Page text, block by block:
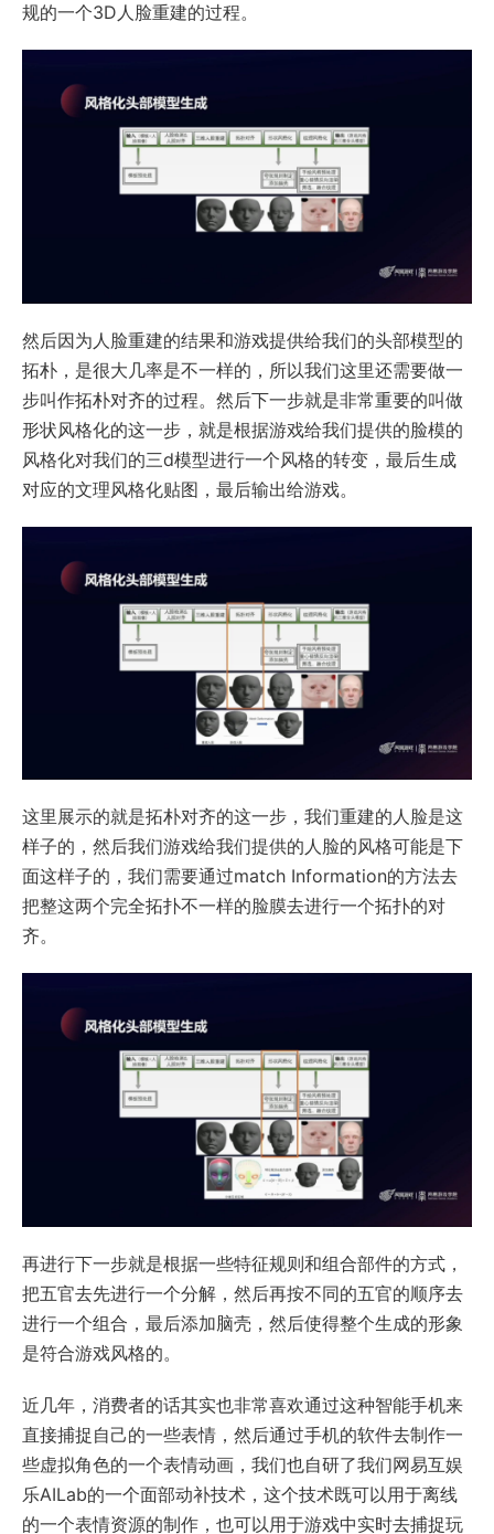
规的一个3D人脸重建的过程。
然后因为人脸重建的结果和游戏提供给我们的头部模型的
拓朴，是很大几率是不一样的，所以我们这里还需要做一
步叫作拓朴对齐的过程。然后下一步就是非常重要的叫做
形状风格化的这一步，就是根据游戏给我们提供的脸模的
风格化对我们的三d模型进行一个风格的转变，最后生成
对应的文理风格化贴图，最后输出给游戏。
这里展示的就是拓朴对齐的这一步，我们重建的人脸是这
样子的，然后我们游戏给我们提供的人脸的风格可能是下
面这样子的，我们需要通过match Information的方法去
把整这两个完全拓扑不一样的脸膜去进行一个拓扑的对
齐。
再进行下一步就是根据一些特征规则和组合部件的方式，
把五官去先进行一个分解，然后再按不同的五官的顺序去
进行一个组合，最后添加脑壳，然后使得整个生成的形象
是符合游戏风格的。
近几年，消费者的话其实也非常喜欢通过这种智能手机来
直接捕捉自己的一些表情，然后通过手机的软件去制作一
些虚拟角色的一个表情动画，我们也自研了我们网易互娱
乐AILab的一个面部动补技术，这个技术既可以用于离线
的一个表情资源的制作，也可以用于游戏中实时去捕捉玩